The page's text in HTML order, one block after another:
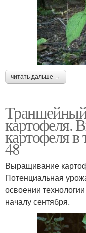
читать дальше →
Траншейный
картофеля.
картофеля в
48
Выращивание
Потенциальная
освоении
началу сентября.